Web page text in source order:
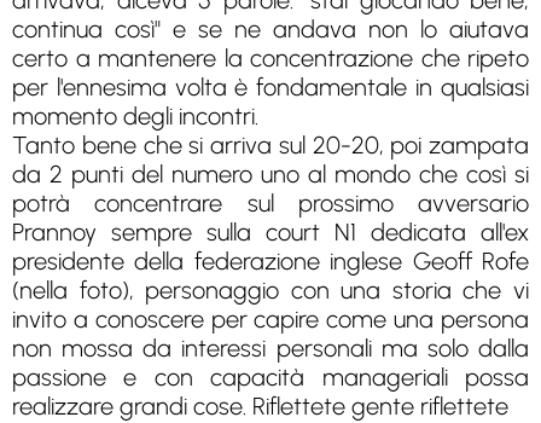
continua così" e se ne andava non lo aiutava
certo a mantenere la concentrazione che ripeto
per l'ennesima volta è fondamentale in qualsiasi
momento degli incontri.
Tanto bene che si arriva sul 20-20, poi zampata
da 2 punti del numero uno al mondo che così si
potrà concentrare sul prossimo avversario
Prannoy sempre sulla court N1 dedicata all'ex
presidente della federazione inglese Geoff Rofe
(nella foto), personaggio con una storia che vi
invito a conoscere per capire come una persona
non mossa da interessi personali ma solo dalla
passione e con capacità manageriali possa
realizzare grandi cose. Riflettete gente riflettete